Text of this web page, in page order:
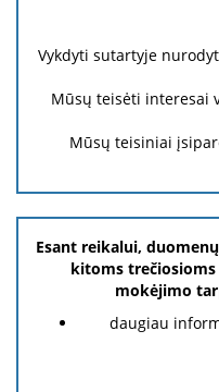
Vykdyti sutartyje
Mūsų teisėti interesai
Mūsų teisiniai
Esant reikalui,
kitoms trečiosioms
mokėjimo
daugiau